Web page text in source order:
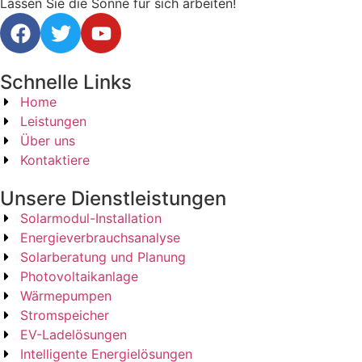
Lassen Sie die Sonne für sich arbeiten!
Schnelle Links
Home
Leistungen
Über uns
Kontaktiere
Unsere Dienstleistungen
Solarmodul-Installation
Energieverbrauchsanalyse
Solarberatung und Planung
Photovoltaikanlage
Wärmepumpen
Stromspeicher
EV-Ladelösungen
Intelligente Energielösungen